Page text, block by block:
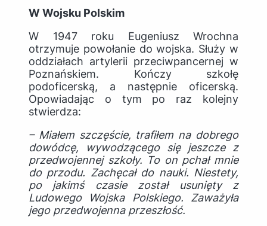
W Wojsku Polskim
W 1947 roku Eugeniusz Wrochna
otrzymuje powołanie do wojska. Służy w
oddziałach artylerii przeciwpancernej w
Poznańskiem. Kończy szkołę
podoficerską, a następnie oficerską.
Opowiadając o tym po raz kolejny
stwierdza:
– Miałem szczęście, trafiłem na dobrego
dowódcę, wywodzącego się jeszcze z
przedwojennej szkoły. To on pchał mnie
do przodu. Zachęcał do nauki. Niestety,
po jakimś czasie został usunięty z
Ludowego Wojska Polskiego. Zaważyła
jego przedwojenna przeszłość.